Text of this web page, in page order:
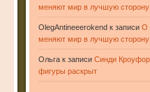
меняют мир в лучшую сторону
OlegAntineeerokend к записиО
меняют мир в лучшую сторону
Ольга к записиСинди
фигуры раскрыт